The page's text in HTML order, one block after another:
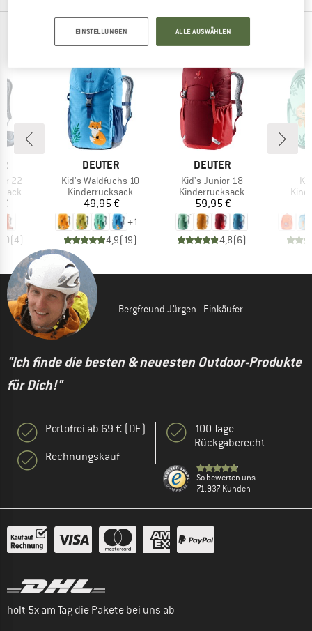
TOP PRODUKTE DEINER LIEBLINGSMARKEN
22
(4)
MARKE
DEUTER
Artikel
Kid's Waldfuchs 10
Produktgruppe
Kinderrucksack
Preis
49,95 €
+1
4,9(19)
MARKE
DEUTER
Artikel
Kid's Junior 18
Produktgruppe
Kinderrucksack
Preis
59,95 €
4,8(6)
Bergfreund Jürgen - Einkäufer
"Ich finde die besten & neuesten Outdoor-Produkte
für Dich!"
Portofrei ab 69 € (DE)
Rechnungskauf
100 Tage
Rückgaberecht
So bewerten uns
71.937 Kunden
holt 5x am Tag die Pakete bei uns ab
EINSTELLUNGEN ALLE AUSWÄHLEN